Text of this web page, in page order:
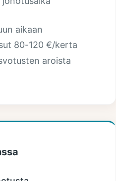
aikaan
80-120 €/kerta
aroista